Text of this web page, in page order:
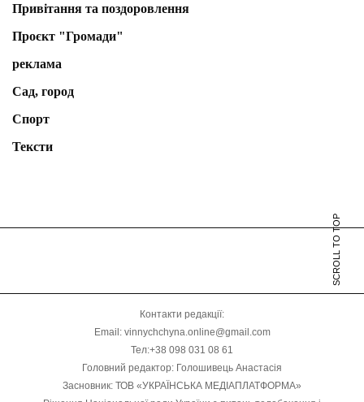
Привітання та поздоровлення
Проєкт "Громади"
реклама
Сад, город
Спорт
Тексти
SCROLL TO TOP
Контакти редакції:
Email: vinnychchyna.online@gmail.com
Тел:+38 098 031 08 61
Головний редактор: Голошивець Анастасія
Засновник: ТОВ «УКРАЇНСЬКА МЕДІАПЛАТФОРМА»